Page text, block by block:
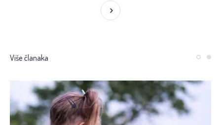
Više članaka